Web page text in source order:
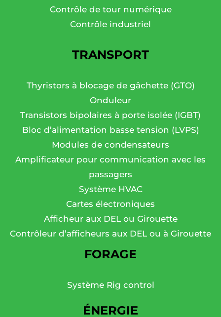
Contrôle de tour numérique
Contrôle industriel
TRANSPORT
Thyristors à blocage de gâchette (GTO)
Onduleur
Transistors bipolaires à porte isolée (IGBT)
Bloc d’alimentation basse tension (LVPS)
Modules de condensateurs
Amplificateur pour communication avec les
passagers
Système HVAC
Cartes électroniques
Afficheur aux DEL ou Girouette
Contrôleur d’afficheurs aux DEL ou à Girouette
FORAGE
Système Rig control
ÉNERGIE